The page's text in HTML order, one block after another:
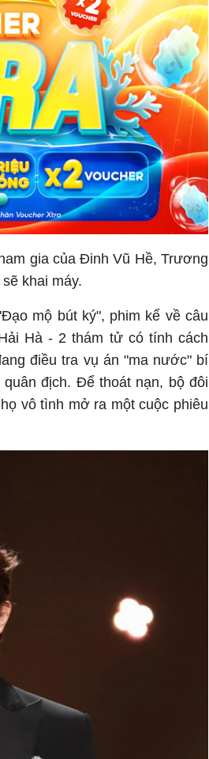
gia của Đinh Vũ Hề, Trương
khai máy.
mộ bút ký", phim kể về câu
Hà - 2 thám tử có tính cách
điều tra vụ án "ma nước" bí
địch. Để thoát nạn, bộ đôi
vô tình mở ra một cuộc phiêu